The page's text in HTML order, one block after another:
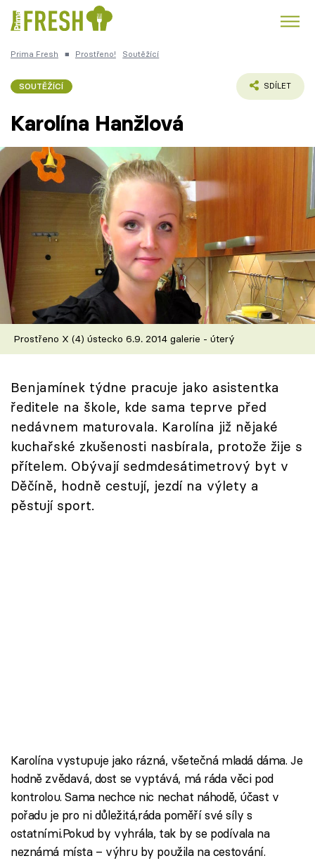
Česká kuchyně
Témata
Články
TV Program
Škola vaření
Speciál: Cuketa
Těhotnej kuchař
Sledujte prima+
Přihlášení
Prima Fresh ■ Prostřeno! Soutěžící
SOUTĚŽÍCÍ SDÍLET
Karolína Hanžlová
Prostřeno X (4) ústecko 6.9. 2014 galerie - úterý
Benjamínek týdne pracuje jako asistentka
ředitele na škole, kde sama teprve před
nedávnem maturovala. Karolína již nějaké
kuchařské zkušenosti nasbírala, protože žije s
přítelem. Obývají sedmdesátimetrový byt v
Děčíně, hodně cestují, jezdí na výlety a
pěstují sport.
Karolína vystupuje jako rázná, všetečná mladá dáma. Je
hodně zvědavá, dost se vyptává, má ráda věci pod
kontrolou. Sama nechce nic nechat náhodě, účast v
pořadu je pro ni důležitá,ráda poměří své síly s
ostatními.Pokud by vyhrála, tak by se podívala na
neznámá místa – výhru by použila na cestování.